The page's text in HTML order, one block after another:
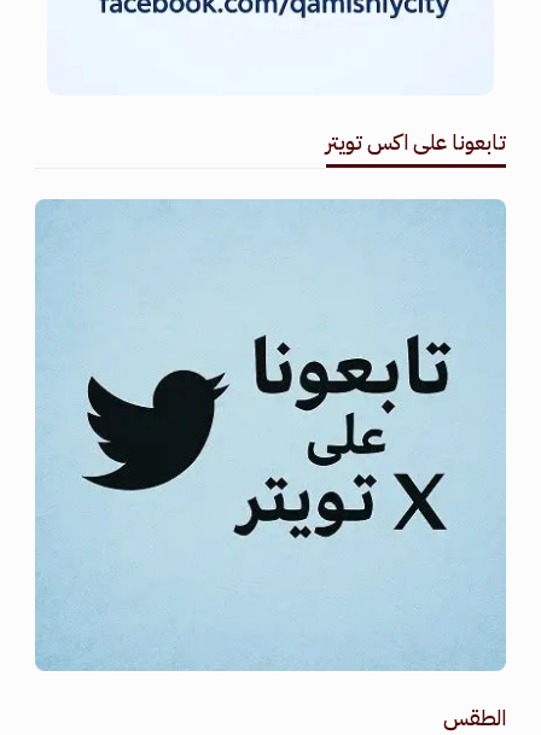
تابعونا على اكس تويتر
الطقس